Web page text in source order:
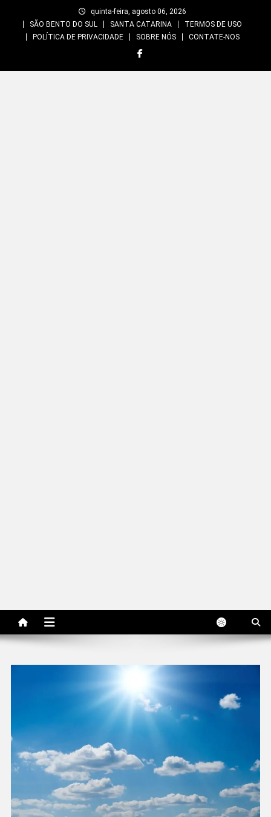
quinta-feira, agosto 06, 2026
SÃO BENTO DO SUL
SANTA CATARINA
TERMOS DE USO
POLÍTICA DE PRIVACIDADE
SOBRE NÓS CONTATE-NOS